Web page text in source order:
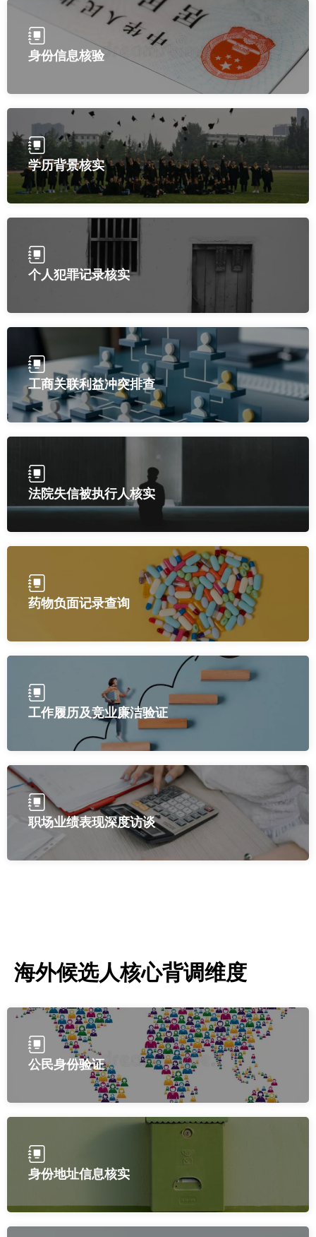
身份信息核验
学历背景核实
个人犯罪记录核实
工商关联利益冲突排查
法院失信被执行人核实
药物负面记录查询
工作履历及竞业廉洁验证
职场业绩表现深度访谈
海外候选人核心背调维度
公民身份验证
身份地址信息核实